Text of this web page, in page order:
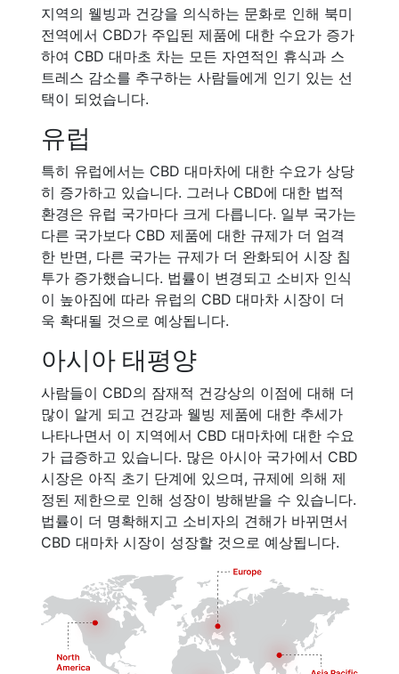
지역의 웰빙과 건강을 의식하는 문화로 인해 북미
전역에서 CBD가 주입된 제품에 대한 수요가 증가
하여 CBD 대마초 차는 모든 자연적인 휴식과 스
트레스 감소를 추구하는 사람들에게 인기 있는 선
택이 되었습니다.
유럽
특히 유럽에서는 CBD 대마차에 대한 수요가 상당
히 증가하고 있습니다. 그러나 CBD에 대한 법적
환경은 유럽 국가마다 크게 다릅니다. 일부 국가는
다른 국가보다 CBD 제품에 대한 규제가 더 엄격
한 반면, 다른 국가는 규제가 더 완화되어 시장 침
투가 증가했습니다. 법률이 변경되고 소비자 인식
이 높아짐에 따라 유럽의 CBD 대마차 시장이 더
욱 확대될 것으로 예상됩니다.
아시아 태평양
사람들이 CBD의 잠재적 건강상의 이점에 대해 더
많이 알게 되고 건강과 웰빙 제품에 대한 추세가
나타나면서 이 지역에서 CBD 대마차에 대한 수요
가 급증하고 있습니다. 많은 아시아 국가에서 CBD
시장은 아직 초기 단계에 있으며, 규제에 의해 제
정된 제한으로 인해 성장이 방해받을 수 있습니다.
법률이 더 명확해지고 소비자의 견해가 바뀌면서
CBD 대마차 시장이 성장할 것으로 예상됩니다.